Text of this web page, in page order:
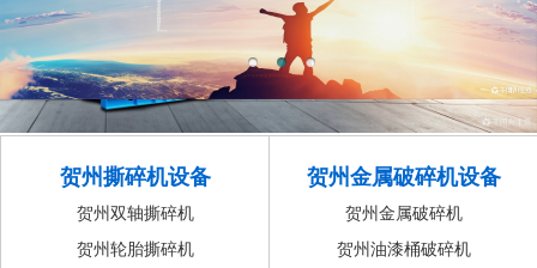
贺州撕碎机设备
贺州双轴撕碎机
贺州轮胎撕碎机
贺州金属破碎机设备
贺州金属破碎机
贺州油漆桶破碎机